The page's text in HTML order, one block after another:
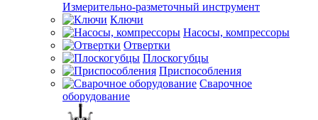
Измерительно-разметочный инструмент
Ключи
Насосы, компрессоры
Отвертки
Плоскогубцы
Приспособления
Сварочное
оборудование